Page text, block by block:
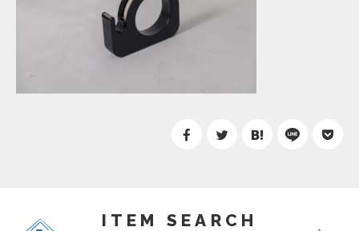
ITEM SEARCH